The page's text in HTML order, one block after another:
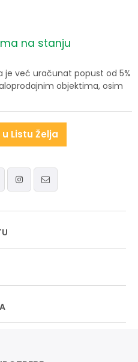
na stanju
je već uračunat popust od 5%
objektima, osim
Listu Želja